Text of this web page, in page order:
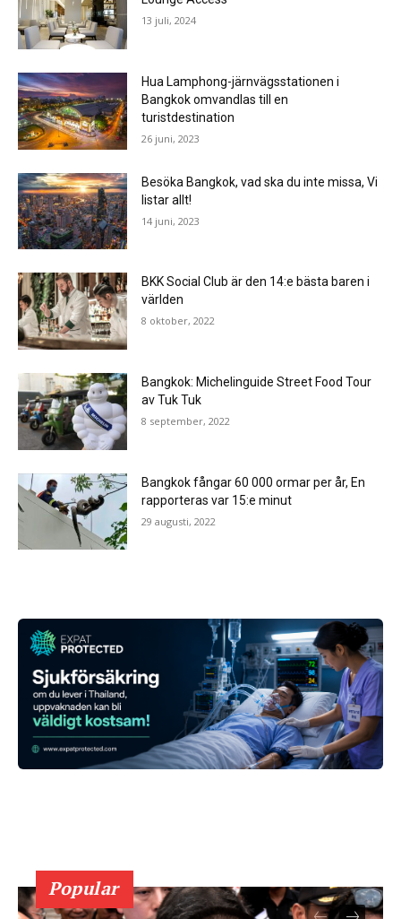
13 juli, 2024
Hua Lamphong-järnvägsstationen i
Bangkok omvandlas till en
turistdestination
26 juni, 2023
Besöka Bangkok, vad ska du inte missa, Vi
listar allt!
14 juni, 2023
BKK Social Club är den 14:e bästa baren i
världen
8 oktober, 2022
Bangkok: Michelinguide Street Food Tour
av Tuk Tuk
8 september, 2022
Bangkok fångar 60 000 ormar per år, En
rapporteras var 15:e minut
29 augusti, 2022
Popular